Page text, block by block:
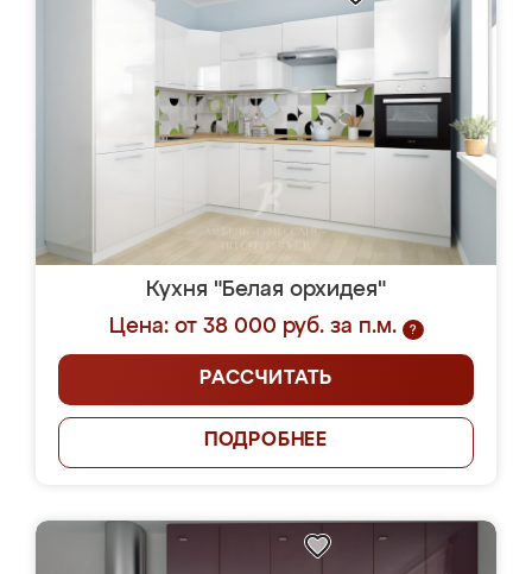
Кухня "Белая орхидея"
Цена: от 38 000 руб. за п.м.
?
РАССЧИТАТЬ
ПОДРОБНЕЕ